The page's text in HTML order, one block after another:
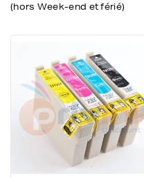
(hors Week-end et férié)